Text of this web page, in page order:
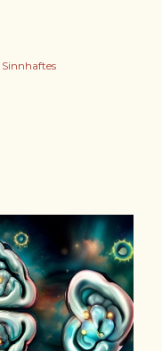
Sinnhaftes